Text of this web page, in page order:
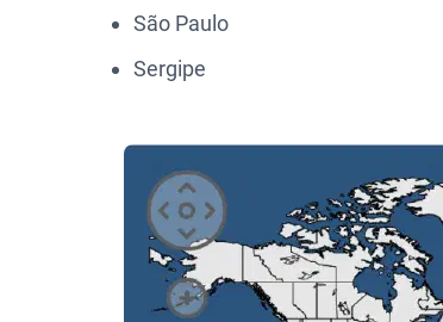
São Paulo
Sergipe